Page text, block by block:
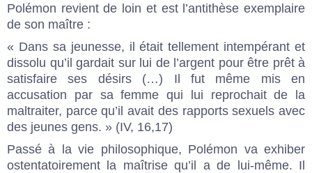
Polémon revient de loin et est l’antithèse exemplaire
de son maître :
« Dans sa jeunesse, il était tellement intempérant et
dissolu qu’il gardait sur lui de l’argent pour être prêt à
satisfaire ses désirs (…) Il fut même mis en
accusation par sa femme qui lui reprochait de la
maltraiter, parce qu’il avait des rapports sexuels avec
des jeunes gens. » (IV, 16,17)
Passé à la vie philosophique, Polémon va exhiber
ostentatoirement la maîtrise qu’il a de lui-même. Il